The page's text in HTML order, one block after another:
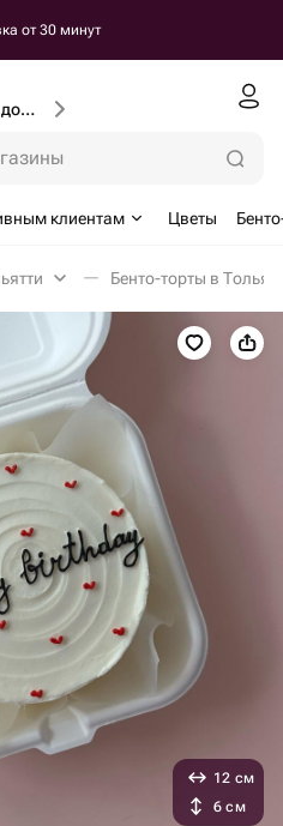
от 30 минут
Введите город, улицу и дом доставки
клиентам Цветы
Бенто-торты в
12 см
6 см